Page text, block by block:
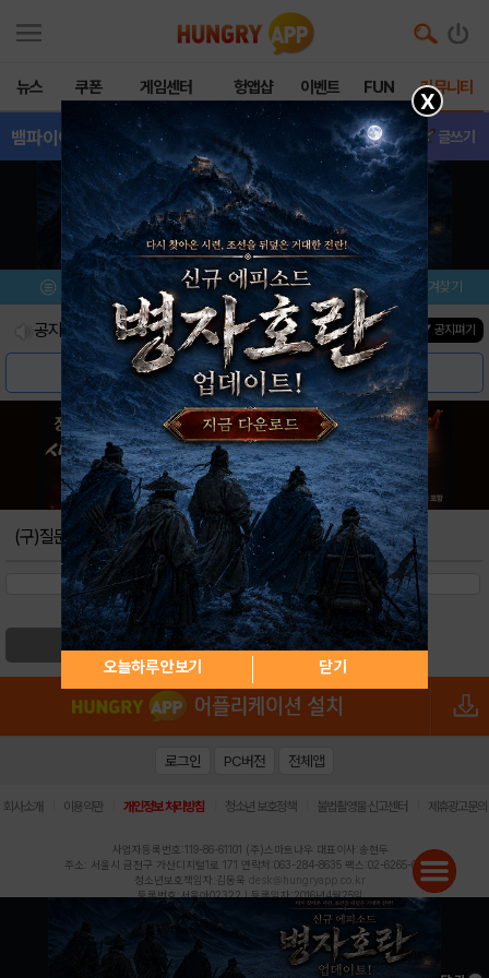
뉴스 쿠폰 게임센터 헝앱샵 이벤트 FUN 커뮤니티
뱀파이어공주 - (구)질문 글쓰기
메뉴 이벤트/미션 설치/평가 즐겨찾기
공지사항 진행중인 이벤트0건 ▼ 공지펴기
(구)질문
검색
X
오늘하루 안보기 닫기
로그인 PC버전 전체앱
회사소개 이용약관 개인정보 처리방침 청소년 보호정책 불법촬영물 신고센터 제휴광고문의
사업자등록번호:119-86-61101 (주)스마트나우 대표이사:송현두
주소: 서울시 금천구 가산디지털1로 171 연락처:063-284-8635 팩스:02-6265-0377
청소년보호책임자:김동욱 desk@hungryapp.co.kr
등록번호:서울아02322 | 등록일자:2016년4월25일
발행인:(주)스마트나우 송현두 | 편집인:김동욱
헝그리앱의 콘텐츠 및 기사는 저작권법의 보호를 받으므로, 무단 전재, 복사, 배포 등을 금합니다.
Copyright (c) HungryApp All Rights Reserved.